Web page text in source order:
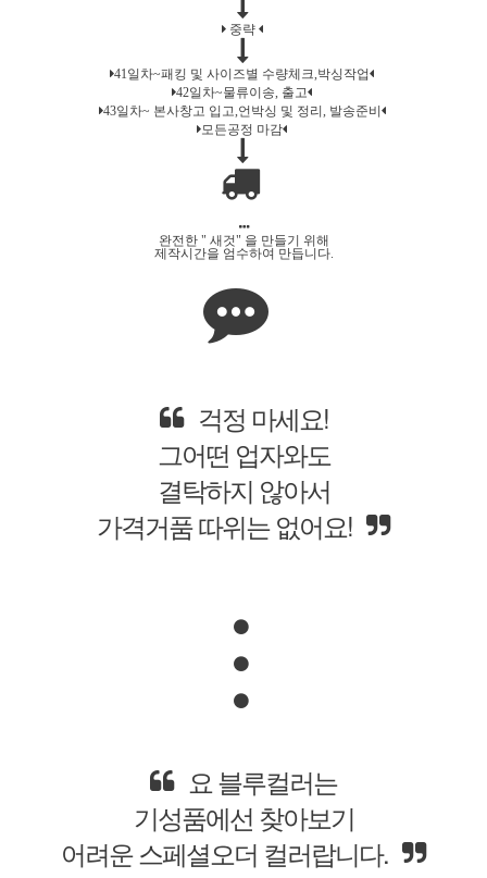
중략
41일차~패킹 및 사이즈별 수량체크,박싱작업
42일차~물류이송, 출고
43일차~ 본사창고 입고,언박싱 및 정리, 발송준비
모든공정 마감
완전한 " 새것" 을 만들기 위해
제작시간을 엄수하여 만듭니다.
출처불명의 보세옷
택갈이 시장물건
취급하지 않아요
우린 안심하세요.
요 블루컬러는
기성품에선 찾아보기
어려운 스페셜오더 컬러랍니다.